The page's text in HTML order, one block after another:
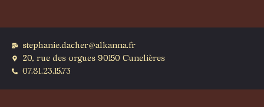
stephanie.dacher@alkanna.fr
20, rue des orgues 90150 Cunelières
07.81.23.15.73